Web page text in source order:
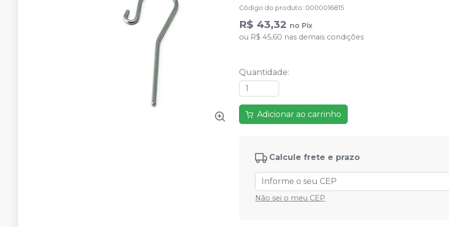
Código do produto: 0000016815
R$ 43,32 no Pix
ou R$ 45,60 nas demais condições
Quantidade:
Adicionar ao carrinho
Calcule frete e prazo
Não sei o meu CEP